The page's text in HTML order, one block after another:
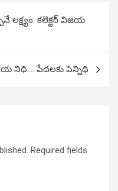
లక్ష్యం: కలెక్టర్ విజయ
నిధి…. పేదలకు పెన్నిధి
Required fields